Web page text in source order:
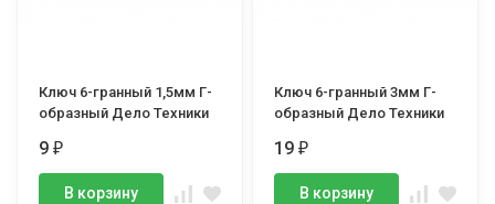
Ключ 6-гранный 1,5мм Г-
образный Дело Техники
9₽
В корзину
Ключ 6-гранный 3мм Г-
образный Дело Техники
19₽
В корзину